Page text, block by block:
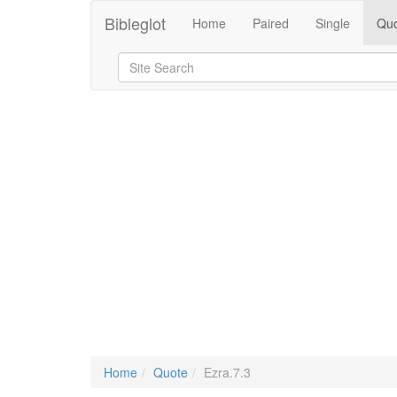
Bibleglot Home Paired Single
Home Quote Ezra.7.3